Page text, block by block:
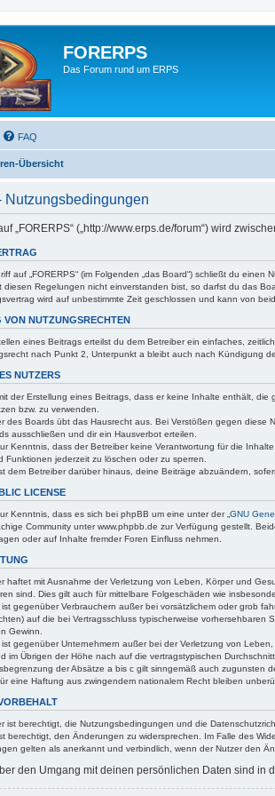
FORERPS
Das Forum rund um ERPS
FAQ
Übersicht
Nutzungsbedingungen
„FORERPS“ („http://www.erps.de/forum“) wird
auf „FORERPS“ (im Folgenden „das Board“) schließt du
diesen Regelungen nicht einverstanden bist, so darfst du das
wird auf unbestimmte Zeit geschlossen und kann von
VON NUTZUNGSRECHTEN
eines Beitrags erteilst du dem Betreiber ein einfaches,
nach Punkt 2, Unterpunkt a bleibt auch nach Kündigung
NUTZERS
der Erstellung eines Beitrags, dass er keine Inhalte enthält,
bzw. zu verwenden.
des Boards übt das Hausrecht aus. Bei Verstößen gegen
ausschließen und dir ein Hausverbot erteilen.
Kenntnis, dass der Betreiber keine Verantwortung für die
Funktionen jederzeit zu löschen oder zu sperren.
dem Betreiber darüber hinaus, deine Beiträge abzuändern,
LICENSE
Kenntnis, dass es sich bei phpBB um eine unter der „ GNU
Community unter www.phpbb.de zur Verfügung gestellt.
oder auf Inhalte fremder Foren Einfluss nehmen.
haftet mit Ausnahme der Verletzung von Leben, Körper und
sind. Dies gilt auch für mittelbare Folgeschäden wie
gegenüber Verbrauchern außer bei vorsätzlichem oder grob
auf die bei Vertragsschluss typischerweise
Gewinn.
gegenüber Unternehmern außer bei der Verletzung von
im Übrigen der Höhe nach auf die vertragstypischen
der Absätze a bis c gilt sinngemäß auch zugunsten
eine Haftung aus zwingendem nationalem Recht bleiben
ist berechtigt, die Nutzungsbedingungen und die
berechtigt, den Änderungen zu widersprechen. Im Falle des
gelten als anerkannt und verbindlich, wenn der Nutzer den
den Umgang mit deinen persönlichen Daten sind in